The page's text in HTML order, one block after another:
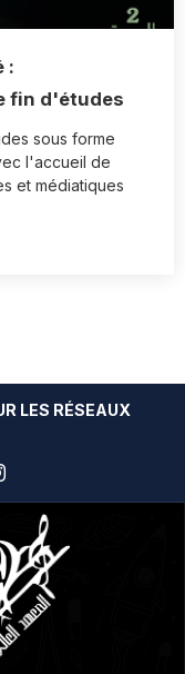
:
fin d'études
sous forme
l'accueil de
et médiatiques
LES RÉSEAUX